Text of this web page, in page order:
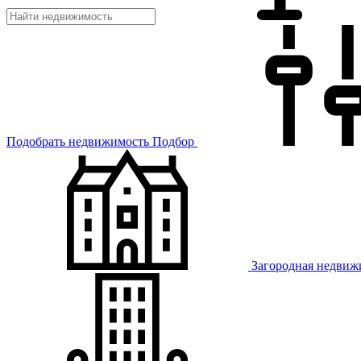
Подобрать недвижимость Подбор
Загородная